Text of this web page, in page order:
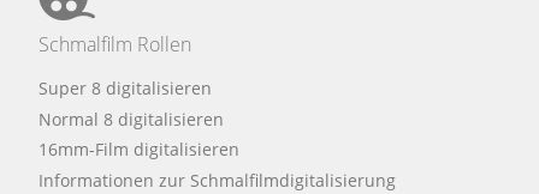
Schmalfilm Rollen
Super 8 digitalisieren
Normal 8 digitalisieren
16mm-Film digitalisieren
Informationen zur Schmalfilmdigitalisierung